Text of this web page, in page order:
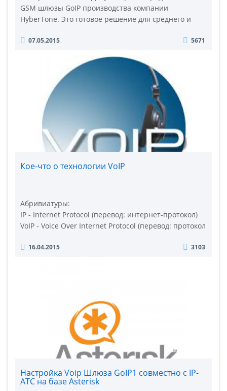
GSM шлюзы GoIP производства компании
HyberTone. Это готовое решение для среднего и
возможность сократить расходы на мобильную
посредством канала VoIP. Если у предприятия есть
задача много звонить клиентам на мобильную
связь, то необходимост..
07.05.2015 5671
Кое-что о технологии VoIP
Абривиатуры:
IP - Internet Protocol (перевод: интернет-протокол)
VoIP - Voice Over Internet Protocol (перевод: протокол
который используется для передачи информации, в
16.04.2015 3103
Настройка Voip Шлюза GoIP1 совместно с IP-
АТС на базе Asterisk